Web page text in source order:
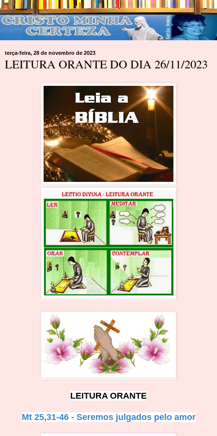
terça-feira, 28 de novembro de 2023
LEITURA ORANTE DO DIA 26/11/2023
LEITURA ORANTE
Mt 25,31-46 - Seremos julgados pelo amor